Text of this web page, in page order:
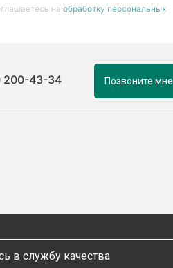
на обработку персональных
200-43-34 Позвоните мне
в службу качества